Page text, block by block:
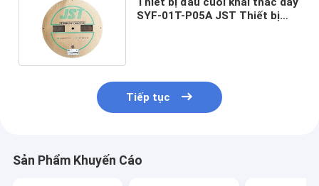
SYF-01T-P05A JST Thiết bị
Tiếp tục
Sản Phẩm Khuyến Cáo